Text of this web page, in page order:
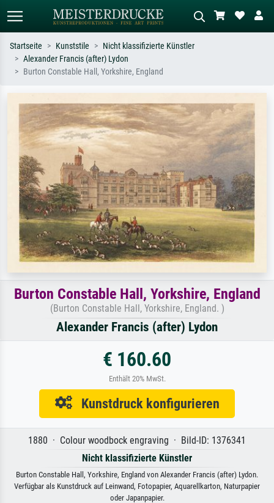
Standardsuche
oder Stilen – z.B. Monet,
Sternennacht, Impressionismus, Welle
Hokusai, Akt.
Wiese, Abstrakt mit viel Rot, Dunkles
Ölgemälde, Stehender Akt neben einem
Baum.
Startseite Kunststile
Nicht klassifizierte Künstler
Alexander Francis (after) Lydon
Burton Constable Hall, Yorkshire, England
Burton Constable Hall, Yorkshire, England
(Burton Constable Hall, Yorkshire, England. )
Alexander Francis (after) Lydon
€ 160.60
Enthält 20% MwSt.
Kunstdruck konfigurieren
1880 · Colour woodbock engraving · Bild-ID: 1376341
Nicht klassifizierte Künstler
Burton Constable Hall, Yorkshire, England von Alexander Francis (after) Lydon.
Verfügbar als Kunstdruck auf Leinwand, Fotopapier, Aquarellkarton, Naturpapier
oder Japanpapier.